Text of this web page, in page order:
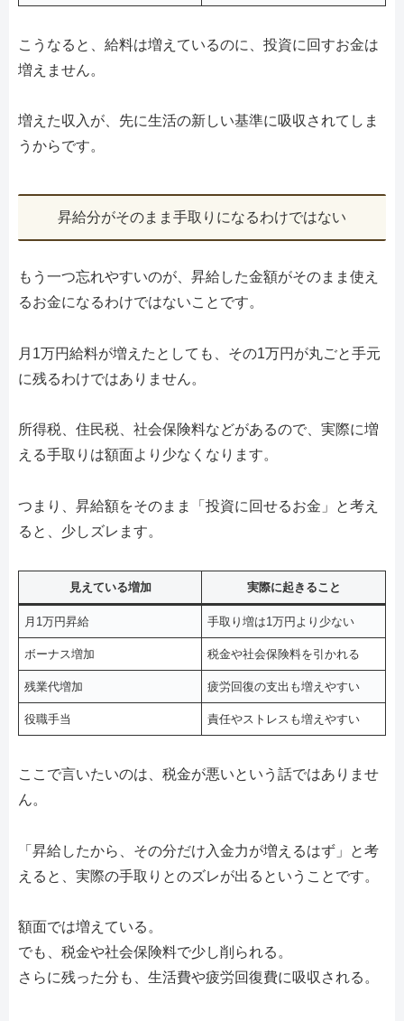
こうなると、給料は増えているのに、投資に回すお金は
増えません。
増えた収入が、先に生活の新しい基準に吸収されてしま
うからです。
昇給分がそのまま手取りになるわけではない
もう一つ忘れやすいのが、昇給した金額がそのまま使え
るお金になるわけではないことです。
月1万円給料が増えたとしても、その1万円が丸ごと手元
に残るわけではありません。
所得税、住民税、社会保険料などがあるので、実際に増
える手取りは額面より少なくなります。
つまり、昇給額をそのまま「投資に回せるお金」と考え
ると、少しズレます。
見えている増加 実際に起きること
月1万円昇給 手取り増は1万円より少ない
ボーナス増加 税金や社会保険料を引かれる
残業代増加 疲労回復の支出も増えやすい
役職手当 責任やストレスも増えやすい
ここで言いたいのは、税金が悪いという話ではありませ
ん。
「昇給したから、その分だけ入金力が増えるはず」と考
えると、実際の手取りとのズレが出るということです。
額面では増えている。
でも、税金や社会保険料で少し削られる。
さらに残った分も、生活費や疲労回復費に吸収される。